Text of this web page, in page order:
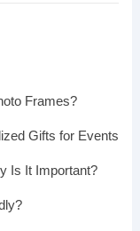
Frames?
Gifts for Events
Is It Important?